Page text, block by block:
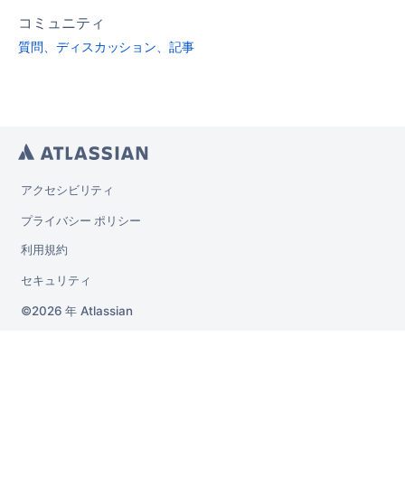
コミュニティ
質問、ディスカッション、記事
アクセシビリティ
プライバシー ポリシー
利用規約
セキュリティ
2026 年 Atlassian